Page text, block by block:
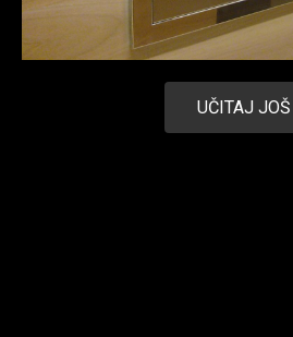
UČITAJ JOŠ